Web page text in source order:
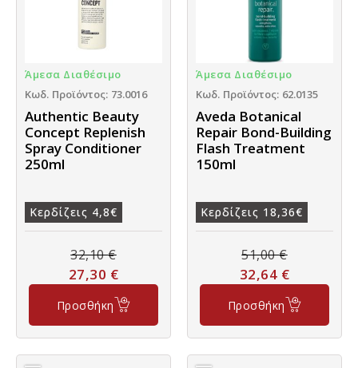
Άμεσα Διαθέσιμο
Κωδ. Προϊόντος: 73.0016
Authentic Beauty
Concept Replenish
Spray Conditioner
250ml
Κερδίζεις 4,8€
32,10€
27,30 €
Προσθήκη
Άμεσα Διαθέσιμο
Κωδ. Προϊόντος: 62.0135
Aveda Botanical
Repair Bond-Building
Flash Treatment
150ml
Κερδίζεις 18,36€
51,00€
32,64 €
Προσθήκη